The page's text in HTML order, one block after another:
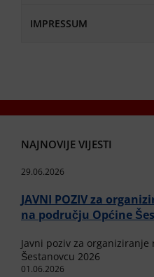
IMPRESSUM
NAJNOVIJE VIJESTI
29.06.2026
JAVNI POZIV za
na području Općine
Javni poziv za
Šestanovcu 2026
01.06.2026